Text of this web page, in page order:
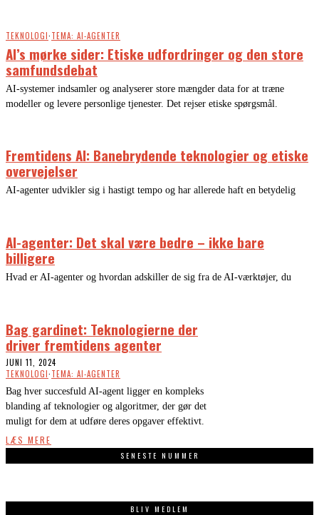
TEKNOLOGI·TEMA: AI-AGENTER
AI’s mørke sider: Etiske udfordringer og den store
samfundsdebat
AI-systemer indsamler og analyserer store mængder data for at træne
modeller og levere personlige tjenester. Det rejser etiske spørgsmål.
Fremtidens AI: Banebrydende teknologier og etiske
overvejelser
AI-agenter udvikler sig i hastigt tempo og har allerede haft en betydelig
AI-agenter: Det skal være bedre – ikke bare
billigere
Hvad er AI-agenter og hvordan adskiller de sig fra de AI-værktøjer, du
Bag gardinet: Teknologierne der
driver fremtidens agenter
JUNI 11, 2024
TEKNOLOGI·TEMA: AI-AGENTER
Bag hver succesfuld AI-agent ligger en kompleks
blanding af teknologier og algoritmer, der gør det
muligt for dem at udføre deres opgaver effektivt.
LÆS MERE
SENESTE NUMMER
BLIV MEDLEM